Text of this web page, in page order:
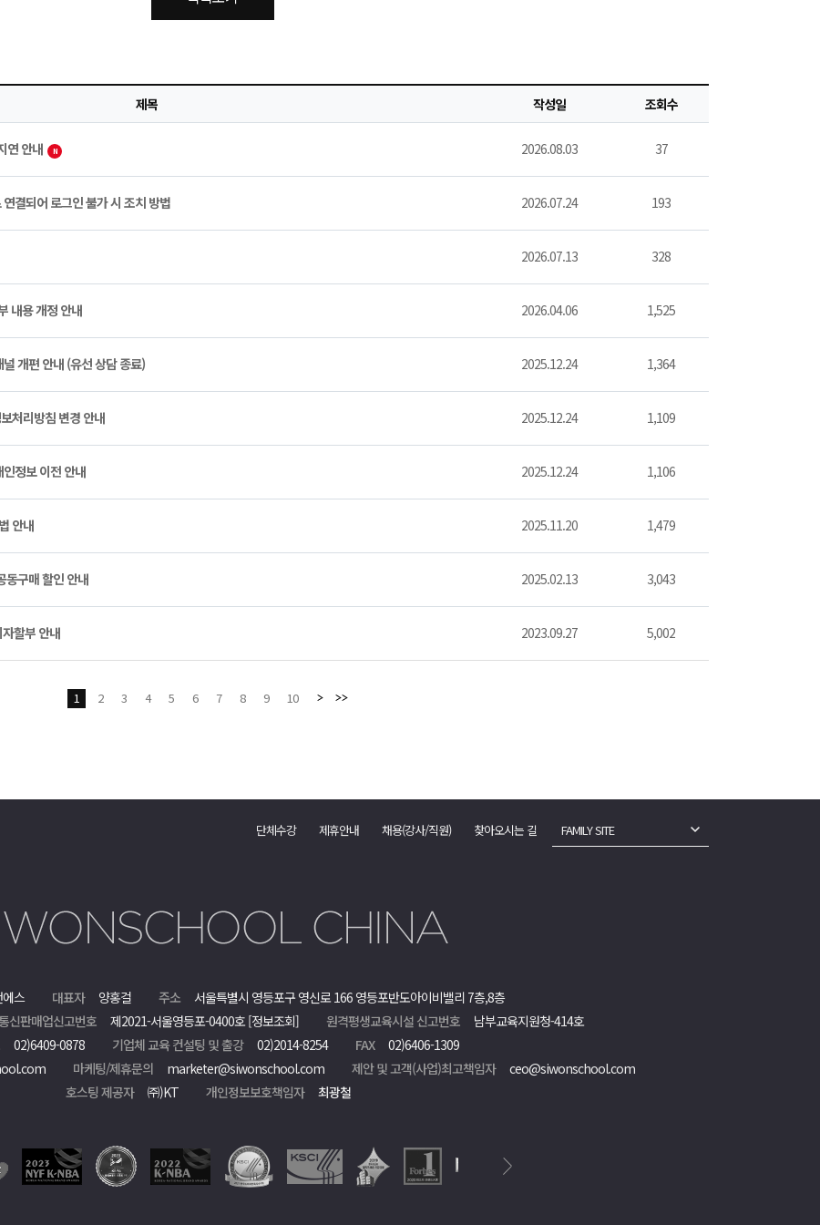
제목 작성일 조회수
연 안내 N 2026.08.03 37
결되어 로그인 불가 시 조치 방법 2026.07.24 193
2026.07.13 328
내용 개정 안내 2026.04.06 1,525
개편 안내 (유선 상담 종료) 2025.12.24 1,364
처리방침 변경 안내 2025.12.24 1,109
정보 이전 안내 2025.12.24 1,106
안내 2025.11.20 1,479
구매 할인 안내 2025.02.13 3,043
할부 안내 2023.09.27 5,002
1 2 3 4 5 6 7 8 9 10
단체수강 제휴안내 채용(강사/직원) 찾아오시는 길 FAMILY SITE
스 대표자 양홍걸 주소
서울특별시 영등포구 영신로 166 영등포반도아이비밸리 7층,8층
신판매업신고번호 제2021-서울영등포-0400호 [정보조회] 원격평생교육시설 신고번호
남부교육지원청-414호
02)6409-0878 기업체 교육 컨설팅 및 출강 02)2014-8254 FAX
02)6406-1309
마케팅/제휴문의 marketer@siwonschool.com 제안 및 고객(사업)최고책임자
ceo@siwonschool.com
호스팅 제공자
㈜)KT 개인정보보호책임자 최광철